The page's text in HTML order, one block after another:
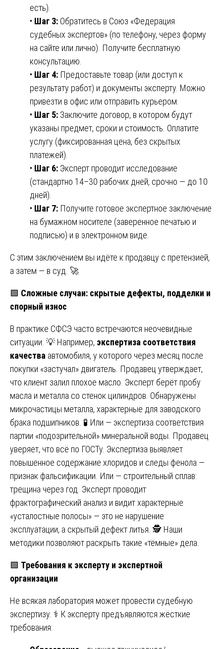
есть).
• Шаг 3: Обратитесь в Союз «Федерация
судебных экспертов» (по телефону, через форму
на сайте или лично). Получите бесплатную
консультацию.
• Шаг 4: Предоставьте товар (или доступ к
результату работ) и документы эксперту. Можно
привезти в офис или отправить курьером.
• Шаг 5: Заключите договор, в котором будут
указаны предмет, сроки и стоимость. Оплатите
услугу (фиксированная цена, без скрытых
платежей).
• Шаг 6: Эксперт проводит исследование
(стандартно 14–30 рабочих дней, срочно — до 10
дней).
• Шаг 7: Получите готовое экспертное заключение
на бумажном носителе (заверенное печатью и
подписью) и в электронном виде.
С этим заключением вы идёте к продавцу с претензией,
а затем — в суд. 🚀
🟩 Сложные случаи: скрытые дефекты, подделки и
спорный износ
В практике СФСЭ часто встречаются неочевидные
ситуации. 💡 Например, экспертиза соответствия
качества автомобиля, у которого через месяц после
покупки «застучал» двигатель. Продавец утверждает,
что клиент залил плохое масло. Эксперт берёт пробу
масла и металла со стенок цилиндров. Обнаружены
микрочастицы металла, характерные для заводского
брака подшипников. 🧪 Или — экспертиза соответствия
партии «подозрительной» минеральной воды. Продавец
уверяет, что всё по ГОСТу. Экспертиза выявляет
повышенное содержание хлоридов и следы фенола —
признак фальсификации. Или — строительный сплав:
трещина через год. Эксперт проводит
фрактографический анализ и видит характерные
«усталостные полосы» — это не нарушение
эксплуатации, а скрытый дефект литья. 🕵️ Наши
методики позволяют раскрыть такие «тёмные» дела.
🟩 Требования к эксперту и экспертной
организации
Не всякая лаборатория может провести судебную
экспертизу. ⚕️ К эксперту предъявляются жёсткие
требования: